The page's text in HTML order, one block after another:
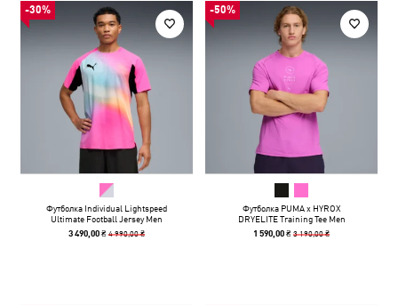
-30%
Футболка Individual Lightspeed
Ultimate Football Jersey Men
3 490,00 ₴4 990,00 ₴
-50%
Футболка PUMA x HYROX
DRYELITE Training Tee Men
1 590,00 ₴3 190,00 ₴